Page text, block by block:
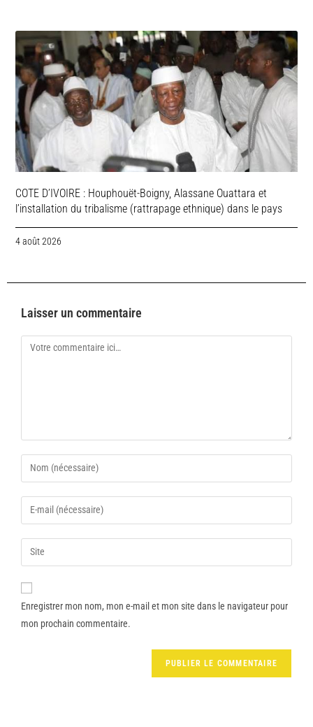
COTE D’IVOIRE : Houphouët-Boigny, Alassane Ouattara et
l’installation du tribalisme (rattrapage ethnique) dans le pays
4 août 2026
Laisser un commentaire
Enregistrer mon nom, mon e-mail et mon site dans le navigateur pour
mon prochain commentaire.